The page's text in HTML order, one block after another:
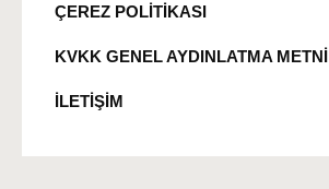
ÇEREZ POLİTİKASI
KVKK GENEL AYDINLATMA METNİ
İLETİŞİM